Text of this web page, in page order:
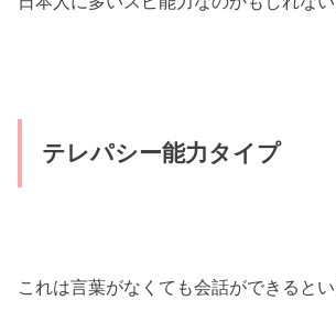
テレパシー能力タイプ
これは言葉がなくても会話ができるとい